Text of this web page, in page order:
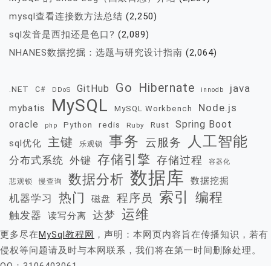
mysql查看连接数方法总结 (2,250)
sql发音是西扣还是色口? (2,089)
NHANES数据挖掘：选题与研究设计指南 (2,064)
.NET C# DDoS GitHub Go Hibernate innodb java
mybatis MySQL MySQL Workbench Node.js
oracle php Python redis Ruby Rust Spring Boot
sql优化 主键 乐观锁 事务 云服务 人工智能
分布式系统 外键 存储引擎 存储过程 容器化
悲观锁 慢查询 数据分析 数据库 数据挖掘
机器学习 热门 磁盘 程序员 索引 编程
触发器 读写分离 达梦 运维
更多尽在MySql教程网 ，声明：本网页内容旨在传播知识，若有
侵权等问题请及时与本网联系，我们将在第一时间删除处理。